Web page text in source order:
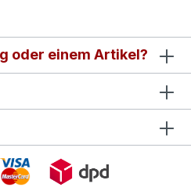
oder einem Artikel?